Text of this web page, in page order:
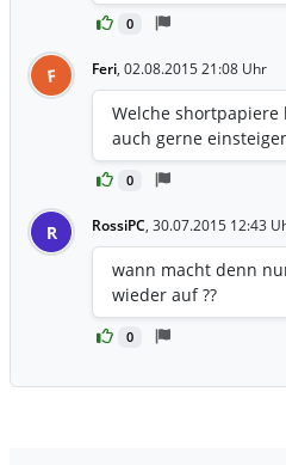
0
F Feri, 02.08.2015 21:08 Uhr
0
Welche
auch gerne
R RossiPC, 30.07.2015 12:43
0
wann macht denn
wieder auf ??